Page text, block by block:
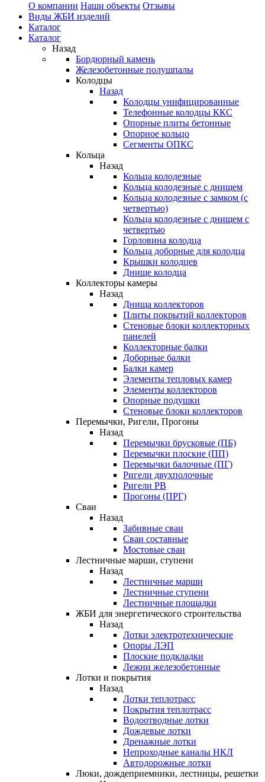
О компании Наши объекты Отзывы
Виды ЖБИ изделий
Каталог
Каталог
Назад
Бордюрный камень
Железобетонные полушпалы
Колодцы
Назад
Колодцы унифицированные
Телефонные колодцы ККС
Опорные плиты бетонные
Опорное кольцо
Сегменты ОПКС
Кольца
Назад
Кольца колодезные
Кольца колодезные с днищем
Кольца колодезные с замком (с
четвертью)
Кольца колодезные с днищем с
четвертью
Горловина колодца
Кольца доборные для колодца
Крышки колодцев
Днище колодца
Коллекторы камеры
Назад
Днища коллекторов
Плиты покрытий коллекторов
Стеновые блоки коллекторных
панелей
Коллекторные балки
Доборные балки
Балки камер
Элементы тепловых камер
Элементы коллекторов
Опорные подушки
Стеновые блоки коллекторов
Перемычки, Ригели, Прогоны
Назад
Перемычки брусковые (ПБ)
Перемычки плоские (ПП)
Перемычки балочные (ПГ)
Ригели двухполочные
Ригели РВ
Прогоны (ПРГ)
Сваи
Назад
Забивные сваи
Сваи составные
Мостовые сваи
Лестничные марши, ступени
Назад
Лестничные марши
Лестничные ступени
Лестничные площадки
ЖБИ для энергетического строительства
Назад
Лотки электротехнические
Опоры ЛЭП
Плоские подкладки
Лежни железобетонные
Лотки и покрытия
Назад
Лотки теплотрасс
Покрытия теплотрасс
Водоотводные лотки
Дождевые лотки
Дренажные лотки
Непроходные каналы НКЛ
Автодорожные лотки
Люки, дождеприемники, лестницы, решетки